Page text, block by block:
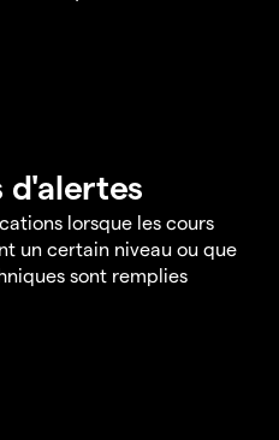
d'alertes
lorsque les cours
un certain niveau ou que
sont remplies